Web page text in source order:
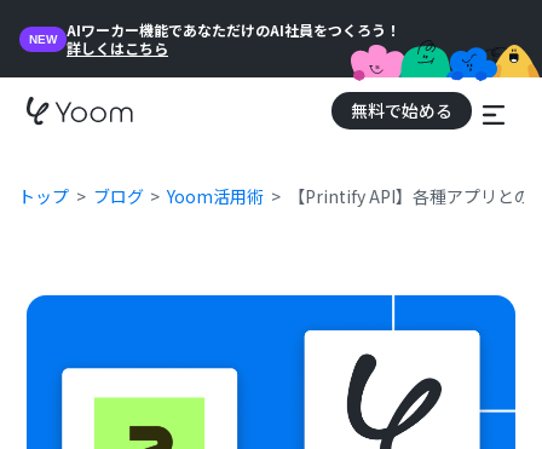
NEW
AIワーカー機能であなただけのAI社員をつくろう！
詳しくはこちら
無料で始める
トップ ブログ Yoom活用術 【Printify API】各種アプリと